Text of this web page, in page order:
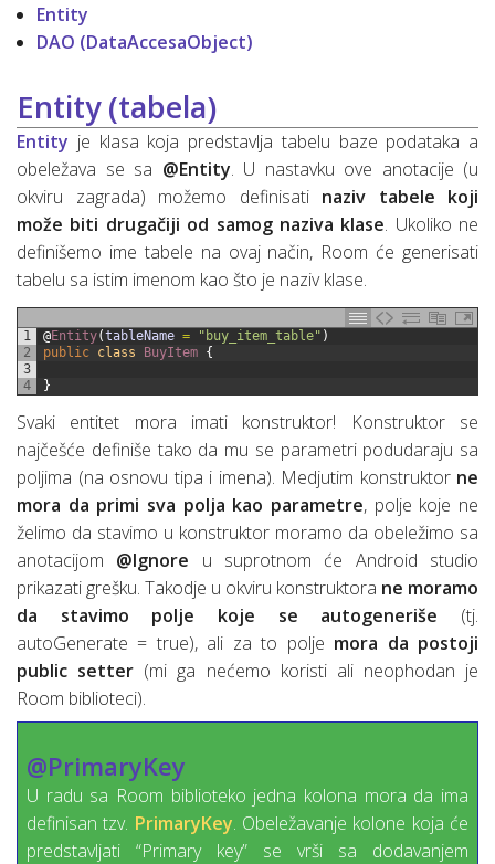
Entity
DAO (DataAccesaObject)
Entity (tabela)
Entity je klasa koja predstavlja tabelu baze podataka a
obeležava se sa @Entity. U nastavku ove anotacije (u
okviru zagrada) možemo definisati naziv tabele koji
može biti drugačiji od samog naziva klase. Ukoliko ne
definišemo ime tabele na ovaj način, Room će generisati
tabelu sa istim imenom kao što je naziv klase.
1
2
3
4
@Entity(tableName = "buy_item_table" )
public class BuyItem {
}
Svaki entitet mora imati konstruktor! Konstruktor se
najčešće definiše tako da mu se parametri podudaraju sa
poljima (na osnovu tipa i imena). Medjutim konstruktor ne
mora da primi sva polja kao parametre, polje koje ne
želimo da stavimo u konstruktor moramo da obeležimo sa
anotacijom @Ignore u suprotnom će Android studio
prikazati grešku. Takodje u okviru konstruktora ne moramo
da stavimo polje koje se autogeneriše (tj.
autoGenerate = true), ali za to polje mora da postoji
public setter (mi ga nećemo koristi ali neophodan je
Room biblioteci).
@PrimaryKey
U radu sa Room biblioteko jedna kolona mora da ima
definisan tzv. PrimaryKey. Obeležavanje kolone koja će
predstavljati “Primary key” se vrši sa dodavanjem